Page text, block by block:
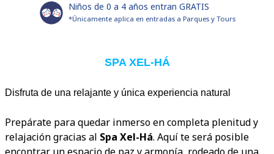
Niños de 0 a 4 años entran GRATIS
*Únicamente aplica en entradas a Parques y Tours
SPA XEL-HÁ
Disfruta de una relajante y única experiencia natural
Prepárate para quedar inmerso en completa plenitud y
relajación gracias al Spa Xel-Há. Aquí te será posible